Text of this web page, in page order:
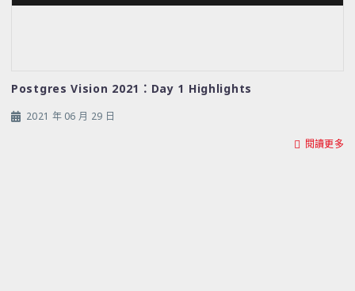
Postgres Vision 2021：Day 1 Highlights
2021 年 06 月 29 日
閱讀更多